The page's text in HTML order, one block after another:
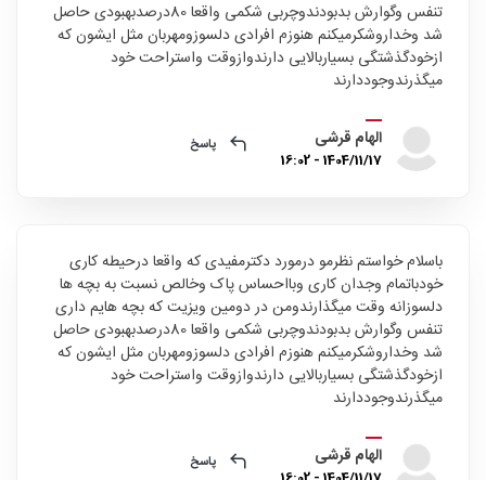
تنفس وگوارش بدبودندوچربی شکمی واقعا 80درصدبهبودی حاصل
شد وخداروشکرمیکنم هنوزم افرادی دلسوزومهربان مثل ایشون که
ازخودگذشتگی بسیاربالایی دارندوازوقت واستراحت خود
میگذرندوجوددارند
الهام قرشی
1404/11/17 - 16:02
پاسخ
باسلام خواستم نظرمو درمورد دکترمفیدی که واقعا درحیطه کاری
خودباتمام وجدان کاری وبااحساس پاک وخالص نسبت به بچه ها
دلسوزانه وقت میگذارندومن در دومین ویزیت که بچه هایم داری
تنفس وگوارش بدبودندوچربی شکمی واقعا 80درصدبهبودی حاصل
شد وخداروشکرمیکنم هنوزم افرادی دلسوزومهربان مثل ایشون که
ازخودگذشتگی بسیاربالایی دارندوازوقت واستراحت خود
میگذرندوجوددارند
الهام قرشی پاسخ